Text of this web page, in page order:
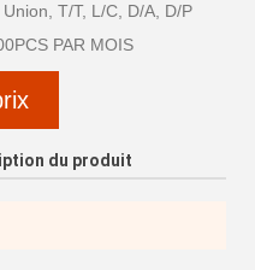
T/T, L/C, D/A, D/P
PAR MOIS
du produit